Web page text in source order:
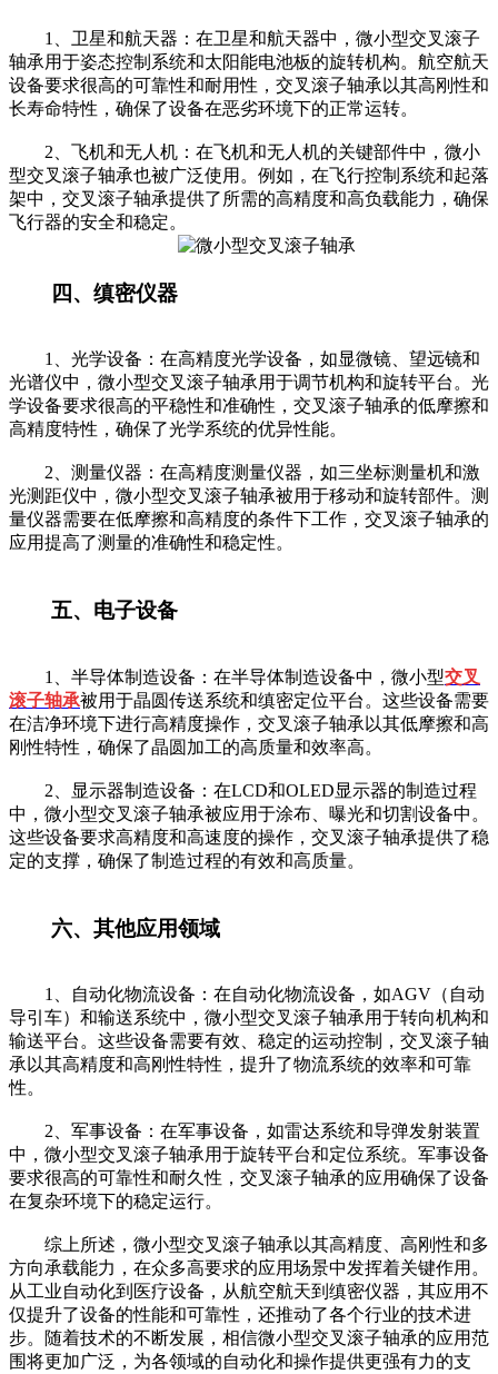
1、卫星和航天器：在卫星和航天器中，微小型交叉滚子
轴承用于姿态控制系统和太阳能电池板的旋转机构。航空航天
设备要求很高的可靠性和耐用性，交叉滚子轴承以其高刚性和
长寿命特性，确保了设备在恶劣环境下的正常运转。
2、飞机和无人机：在飞机和无人机的关键部件中，微小
型交叉滚子轴承也被广泛使用。例如，在飞行控制系统和起落
架中，交叉滚子轴承提供了所需的高精度和高负载能力，确保
飞行器的安全和稳定。
四、缜密仪器
1、光学设备：在高精度光学设备，如显微镜、望远镜和
光谱仪中，微小型交叉滚子轴承用于调节机构和旋转平台。光
学设备要求很高的平稳性和准确性，交叉滚子轴承的低摩擦和
高精度特性，确保了光学系统的优异性能。
2、测量仪器：在高精度测量仪器，如三坐标测量机和激
光测距仪中，微小型交叉滚子轴承被用于移动和旋转部件。测
量仪器需要在低摩擦和高精度的条件下工作，交叉滚子轴承的
应用提高了测量的准确性和稳定性。
五、电子设备
1、半导体制造设备：在半导体制造设备中，微小型交叉
滚子轴承被用于晶圆传送系统和缜密定位平台。这些设备需要
在洁净环境下进行高精度操作，交叉滚子轴承以其低摩擦和高
刚性特性，确保了晶圆加工的高质量和效率高。
2、显示器制造设备：在LCD和OLED显示器的制造过程
中，微小型交叉滚子轴承被应用于涂布、曝光和切割设备中。
这些设备要求高精度和高速度的操作，交叉滚子轴承提供了稳
定的支撑，确保了制造过程的有效和高质量。
六、其他应用领域
1、自动化物流设备：在自动化物流设备，如AGV（自动
导引车）和输送系统中，微小型交叉滚子轴承用于转向机构和
输送平台。这些设备需要有效、稳定的运动控制，交叉滚子轴
承以其高精度和高刚性特性，提升了物流系统的效率和可靠
性。
2、军事设备：在军事设备，如雷达系统和导弹发射装置
中，微小型交叉滚子轴承用于旋转平台和定位系统。军事设备
要求很高的可靠性和耐久性，交叉滚子轴承的应用确保了设备
在复杂环境下的稳定运行。
综上所述，微小型交叉滚子轴承以其高精度、高刚性和多
方向承载能力，在众多高要求的应用场景中发挥着关键作用。
从工业自动化到医疗设备，从航空航天到缜密仪器，其应用不
仅提升了设备的性能和可靠性，还推动了各个行业的技术进
步。随着技术的不断发展，相信微小型交叉滚子轴承的应用范
围将更加广泛，为各领域的自动化和操作提供更强有力的支